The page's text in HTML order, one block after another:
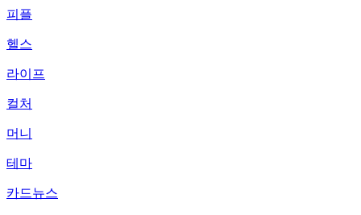
피플
헬스
라이프
컬처
머니
테마
카드뉴스